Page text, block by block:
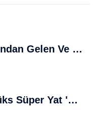
Türkiye'nin Yurt Dışından Gelen Ve Giden Nüfusu Güncel Verileriyle Şok Edici Durum!
Muğla Bodrum'da Lüks Süper Yat 'Golden Odyssey' Demirledi